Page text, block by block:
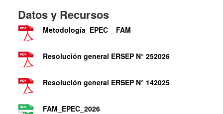
Datos y Recursos
Metodología_EPEC _ FAM
Resolución general ERSEP N° 252026
Resolución general ERSEP N° 142025
FAM_EPEC_2026